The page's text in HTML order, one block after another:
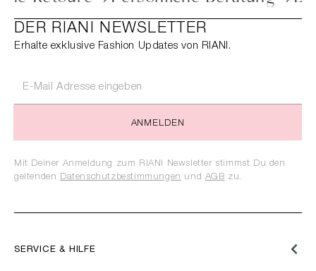
SERVICE & HILFE
DER RIANI NEWSLETTER
Erhalte exklusive Fashion Updates von RIANI.
ANMELDEN
Mit Deiner Anmeldung zum RIANI Newsletter stimmst Du den
geltenden Datenschutzbestimmungen und AGB zu.